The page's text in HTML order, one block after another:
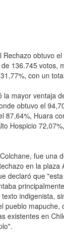
Rechazo obtuvo
136.745 votos,
con un
la mayor ventaja
obtuvo el
87,64%, Huara
Hospicio
fue una
en la plaza
declaró que
indigenista,
pueblo mapuche,
existentes en